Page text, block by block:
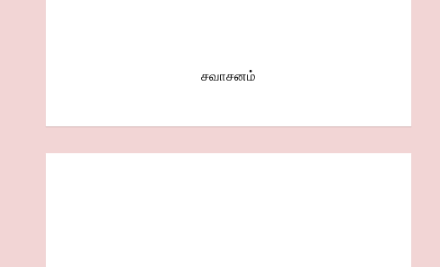
சவாசனம்